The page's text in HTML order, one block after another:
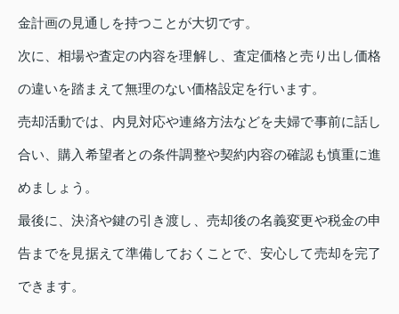
金計画の見通しを持つことが大切です。
次に、相場や査定の内容を理解し、査定価格と売り出し価格
の違いを踏まえて無理のない価格設定を行います。
売却活動では、内見対応や連絡方法などを夫婦で事前に話し
合い、購入希望者との条件調整や契約内容の確認も慎重に進
めましょう。
最後に、決済や鍵の引き渡し、売却後の名義変更や税金の申
告までを見据えて準備しておくことで、安心して売却を完了
できます。